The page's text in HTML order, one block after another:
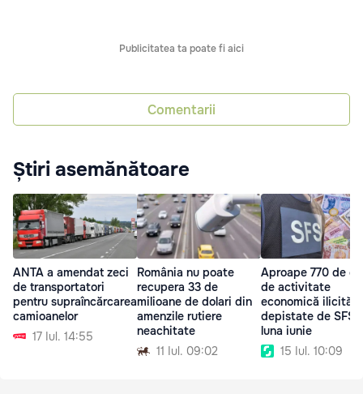
Publicitatea ta poate fi aici
Comentarii
Știri asemănătoare
ANTA a amendat zeci
de transportatori
pentru supraîncărcarea
camioanelor
17 Iul. 14:55
România nu poate
recupera 33 de
milioane de dolari din
amenzile rutiere
neachitate
11 Iul. 09:02
Aproape 770 de
de activitate
economică ilicită,
depistate de SFS
luna iunie
15 Iul. 10:09